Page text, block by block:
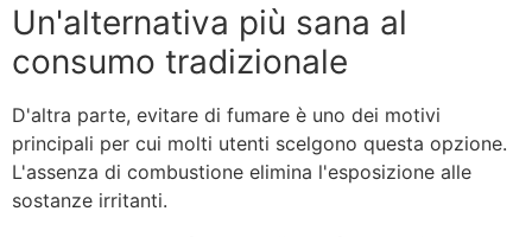
Un'alternativa più sana al
consumo tradizionale
D'altra parte, evitare di fumare è uno dei motivi
principali per cui molti utenti scelgono questa opzione.
L'assenza di combustione elimina l'esposizione alle
sostanze irritanti.